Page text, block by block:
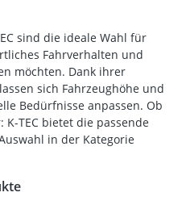
sind die ideale Wahl für
Fahrverhalten und
möchten. Dank ihrer
sich Fahrzeughöhe und
Bedürfnisse anpassen. Ob
K-TEC bietet die passende
in der Kategorie